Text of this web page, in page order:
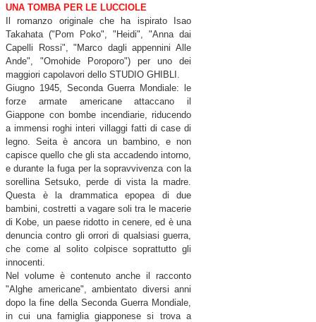
UNA TOMBA PER LE LUCCIOLE
Il romanzo originale che ha ispirato Isao
Takahata ("Pom Poko", "Heidi", "Anna dai
Capelli Rossi", "Marco dagli appennini Alle
Ande", "Omohide Poroporo") per uno dei
maggiori capolavori dello STUDIO GHIBLI.
Giugno 1945, Seconda Guerra Mondiale: le
forze armate americane attaccano il
Giappone con bombe incendiarie, riducendo
a immensi roghi interi villaggi fatti di case di
legno. Seita è ancora un bambino, e non
capisce quello che gli sta accadendo intorno,
e durante la fuga per la sopravvivenza con la
sorellina Setsuko, perde di vista la madre.
Questa è la drammatica epopea di due
bambini, costretti a vagare soli tra le macerie
di Kobe, un paese ridotto in cenere, ed è una
denuncia contro gli orrori di qualsiasi guerra,
che come al solito colpisce soprattutto gli
innocenti.
Nel volume è contenuto anche il racconto
"Alghe americane", ambientato diversi anni
dopo la fine della Seconda Guerra Mondiale,
in cui una famiglia giapponese si trova a